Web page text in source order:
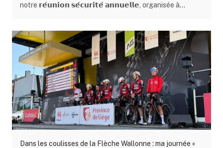
notre 𝗿𝗲́𝘂𝗻𝗶𝗼𝗻 𝘀𝗲́𝗰𝘂𝗿𝗶𝘁𝗲́ 𝗮𝗻𝗻𝘂𝗲𝗹𝗹𝗲, organisée à
autour de notre 𝗮𝗺𝗯𝗶𝘁𝗶𝗼𝗻 : 𝘇𝗲́𝗿𝗼 𝗮𝗰𝗰𝗶𝗱𝗲𝗻𝘁. Parce que
derrière chaque chantier, il y a des femmes et des
hommes 👷‍♀️👷 Et leur sécurité passe avant tout.
Dans les coulisses de la Flèche Wallonne : ma journée «